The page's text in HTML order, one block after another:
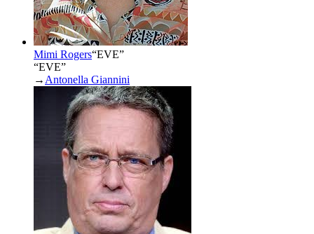
Mimi Rogers“EVE”
“EVE”
→ Antonella Giannini